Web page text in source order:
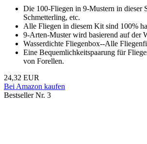
Die 100-Fliegen in 9-Mustern in dieser
Schmetterling, etc.
Alle Fliegen in diesem Kit sind 100%
9-Arten-Muster wird basierend auf der
Wasserdichte Fliegenbox--Alle
Eine Bequemlichkeitspaarung für
von Forellen.
24,32 EUR
Bei Amazon kaufen
Bestseller Nr. 3